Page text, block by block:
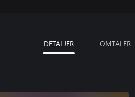
DETALJER OMTALER